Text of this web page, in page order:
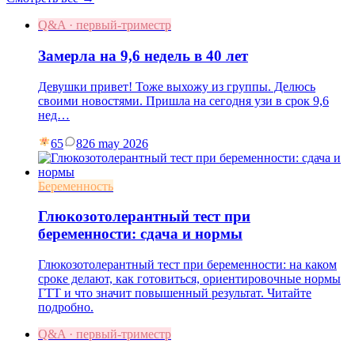
Q&A · первый-триместр
Замерла на 9,6 недель в 40 лет
Девушки привет! Тоже выхожу из группы. Делюсь
своими новостями. Пришла на сегодня узи в срок 9,6
нед…
65 826 may 2026
Беременность
Глюкозотолерантный тест при
беременности: сдача и нормы
Глюкозотолерантный тест при беременности: на каком
сроке делают, как готовиться, ориентировочные нормы
ГТТ и что значит повышенный результат. Читайте
подробно.
Q&A · первый-триместр